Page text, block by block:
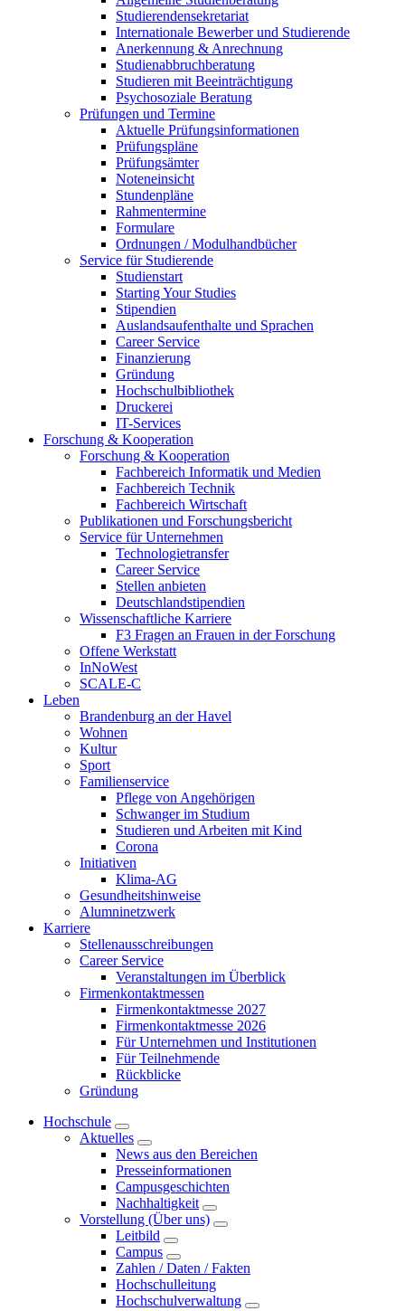
Studierendensekretariat
Internationale Bewerber und Studierende
Anerkennung & Anrechnung
Studienabbruchberatung
Studieren mit Beeinträchtigung
Psychosoziale Beratung
Prüfungen und Termine
Aktuelle Prüfungsinformationen
Prüfungspläne
Prüfungsämter
Noteneinsicht
Stundenpläne
Rahmentermine
Formulare
Ordnungen / Modulhandbücher
Service für Studierende
Studienstart
Starting Your Studies
Stipendien
Auslandsaufenthalte und Sprachen
Career Service
Finanzierung
Gründung
Hochschulbibliothek
Druckerei
IT-Services
Forschung & Kooperation
Forschung & Kooperation
Fachbereich Informatik und Medien
Fachbereich Technik
Fachbereich Wirtschaft
Publikationen und Forschungsbericht
Service für Unternehmen
Technologietransfer
Career Service
Stellen anbieten
Deutschlandstipendien
Wissenschaftliche Karriere
F3 Fragen an Frauen in der Forschung
Offene Werkstatt
InNoWest
SCALE-C
Leben
Brandenburg an der Havel
Wohnen
Kultur
Sport
Familienservice
Pflege von Angehörigen
Schwanger im Studium
Studieren und Arbeiten mit Kind
Corona
Initiativen
Klima-AG
Gesundheitshinweise
Alumninetzwerk
Karriere
Stellenausschreibungen
Career Service
Veranstaltungen im Überblick
Firmenkontaktmessen
Firmenkontaktmesse 2027
Firmenkontaktmesse 2026
Für Unternehmen und Institutionen
Für Teilnehmende
Rückblicke
Gründung
Hochschule
Aktuelles
News aus den Bereichen
Presseinformationen
Campusgeschichten
Nachhaltigkeit
Vorstellung (Über uns)
Leitbild
Campus
Zahlen / Daten / Fakten
Hochschulleitung
Hochschulverwaltung